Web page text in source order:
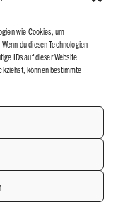
wie Cookies, um
du diesen Technologien
IDs auf dieser Website
können bestimmte